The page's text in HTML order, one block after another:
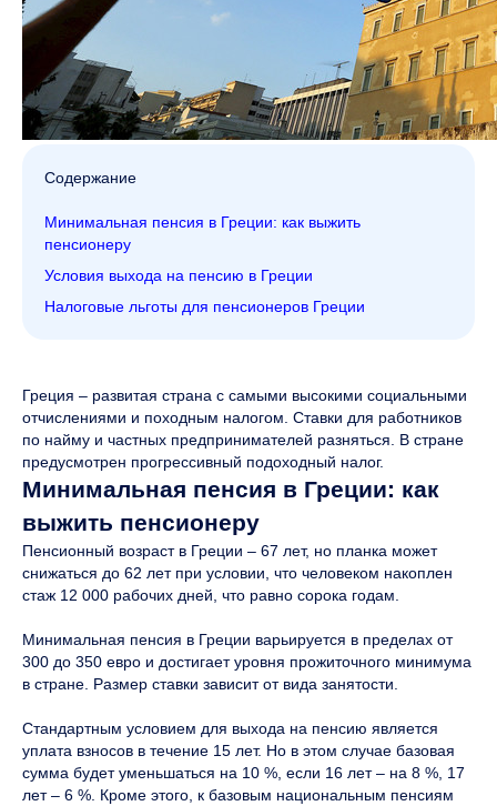
Содержание
Минимальная пенсия в Греции: как выжить
пенсионеру
Условия выхода на пенсию в Греции
Налоговые льготы для пенсионеров Греции
Греция – развитая страна с самыми высокими социальными
отчислениями и походным налогом. Ставки для работников
по найму и частных предпринимателей разняться. В стране
предусмотрен прогрессивный подоходный налог.
Минимальная пенсия в Греции: как
выжить пенсионеру
Пенсионный возраст в Греции – 67 лет, но планка может
снижаться до 62 лет при условии, что человеком накоплен
стаж 12 000 рабочих дней, что равно сорока годам.
Минимальная пенсия в Греции варьируется в пределах от
300 до 350 евро и достигает уровня прожиточного минимума
в стране. Размер ставки зависит от вида занятости.
Стандартным условием для выхода на пенсию является
уплата взносов в течение 15 лет. Но в этом случае базовая
сумма будет уменьшаться на 10 %, если 16 лет – на 8 %, 17
лет – 6 %. Кроме этого, к базовым национальным пенсиям